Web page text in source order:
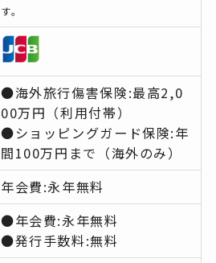
す。
●海外旅行傷害保険:最高2,0
00万円（利用付帯）
●ショッピングガード保険:年
間100万円まで（海外のみ）
年会費:永年無料
●年会費:永年無料
●発行手数料:無料